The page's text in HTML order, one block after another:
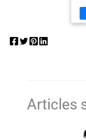
Articles